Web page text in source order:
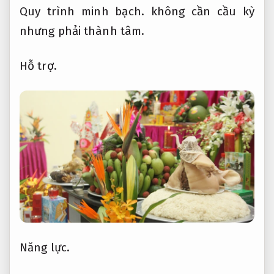
Quy trình minh bạch. không cần cầu kỳ
nhưng phải thành tâm.
Hỗ trợ.
Năng lực.